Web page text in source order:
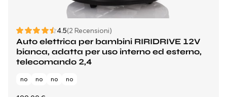
4.5(2 Recensioni)
Auto elettrica per bambini RIRIDRIVE 12V
bianca, adatta per uso interno ed esterno,
telecomando 2,4
no no no no